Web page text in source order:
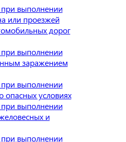
выполнении
или проезжей
дорог
выполнении
заражением
выполнении
опасных условиях
выполнении
и
выполнении